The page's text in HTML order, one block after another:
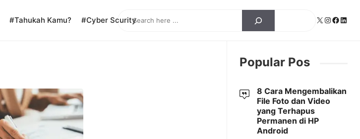
Search X Instagram
#Tahukah Kamu? #Cyber Scurity
Popular Pos
8 Cara Mengembalikan
File Foto dan Video
yang Terhapus
Permanen di HP
Android